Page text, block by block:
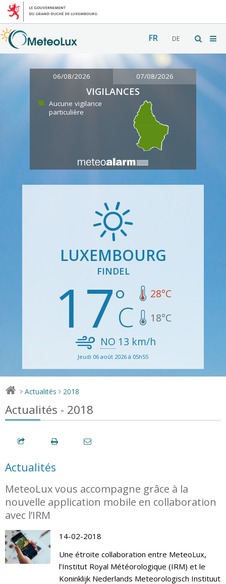
FR DE
06/08/2026 07/08/2026
VIGILANCES
Aucune vigilance
particulière
LUXEMBOURG
FINDEL
17 28°C
18°C
NO 13 km/h
Jeudi 06 août 2026 à 05h55
> Actualités > 2018
Actualités - 2018
Actualités
MeteoLux vous accompagne grâce à la
nouvelle application mobile en collaboration
avec l’IRM
14-02-2018
Une étroite collaboration entre MeteoLux,
l’Institut Royal Météorologique (IRM) et le
Koninklijk Nederlands Meteorologisch Instituut